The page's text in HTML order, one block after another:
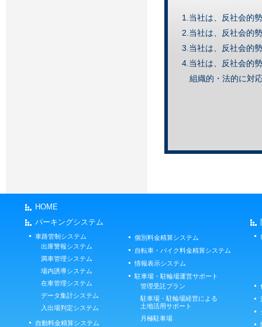
1.当社は、反社会的
2.当社は、反社会的
3.当社は、反社会的
4.当社は、反社会的
組織的・法的に対
HOME
パーキングシステム
車路管制システム
出庫警報システム
満車管理システム
場内誘導システム
在車管理システム
データ集計システム
入出場判定システム
自動料金精算システム
個別料金精算システム
自転車・バイク料金精算システム
情報表示システム
駐車場・駐輪場運営サポート
管理受託プラン
駐車場・駐輪場経営による
土地活用サポート
月極駐車場